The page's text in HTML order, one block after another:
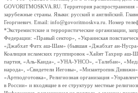
GOVORITMOSKVA.RU. Территория распространения
зарубежные страны. Языки: русский и английский.
Георгиевич. Email: info@govoritmoskva.ru. Номер
*Экстремистские и террористические организации,
Федерации: «Правый сектор», «Украинская
«Джабхат Фатх аш-Шам» (бывшая «Джабхат ан-
Коалиция исламских группировок «Хайят Тахрир аш-
партия, «Аль-Каида», «УНА-УНСО», «Талибан»,
народа», «Свидетели Иеговы», «Мизантропик Дивижн»,
«Артподготовка», Религиозная организация
в России» и входящие в ее структуру местные